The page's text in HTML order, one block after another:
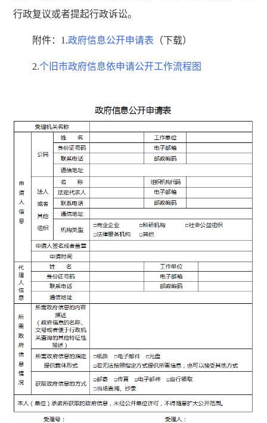
行政复议或者提起行政诉讼。
附件：1.政府信息公开申请表 （下载）
2.个旧市政府信息依申请公开工作流程图